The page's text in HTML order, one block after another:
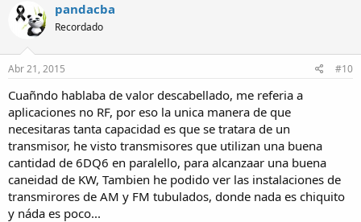
pandacba
Recordado
Abr 21, 2015 #10
Cuañndo hablaba de valor descabellado, me referia a
aplicaciones no RF, por eso la unica manera de que
necesitaras tanta capacidad es que se tratara de un
transmisor, he visto transmisores que utilizan una buena
cantidad de 6DQ6 en paralello, para alcanzaar una buena
caneidad de KW, Tambien he podido ver las instalaciones de
transmirores de AM y FM tubulados, donde nada es chiquito
y náda es poco...